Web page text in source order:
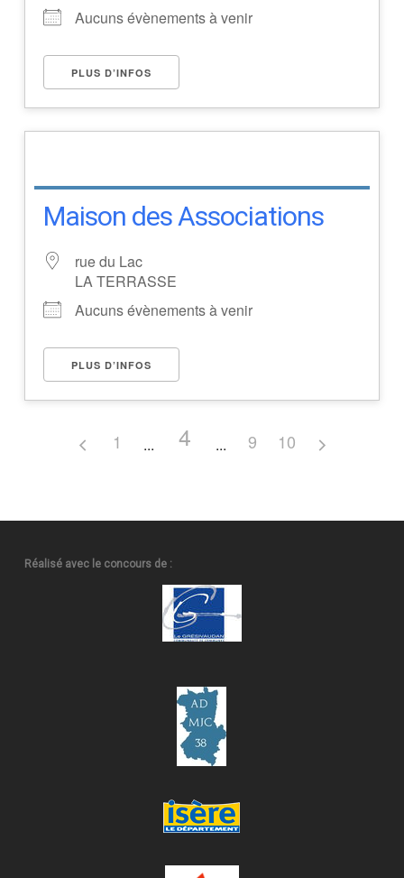
Aucuns évènements à venir
PLUS D’INFOS
Maison des Associations
rue du Lac
LA TERRASSE
Aucuns évènements à venir
PLUS D’INFOS
1 4 9 10
Réalisé avec le concours de :